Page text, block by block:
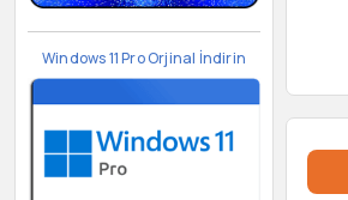
Windows 11 Pro Orjinal İndirin